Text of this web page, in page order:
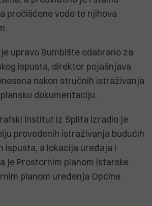
pročišćene vode te njihova
upravo Bumbište odabrano za
ispusta, direktor pojašnjava
nakon stručnih istraživanja
dokumentaciju.
institut iz Splita izradio je
provedenih istraživanja budućih
ispusta, a lokacija uređaja i
je Prostornim planom Istarske
planom uređenja Općine